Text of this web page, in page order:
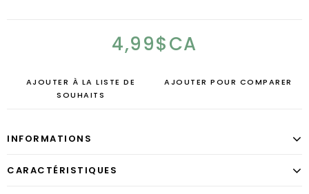
4,99$CA
AJOUTER À LA LISTE DE
SOUHAITS
AJOUTER POUR COMPARER
INFORMATIONS
CARACTÉRISTIQUES